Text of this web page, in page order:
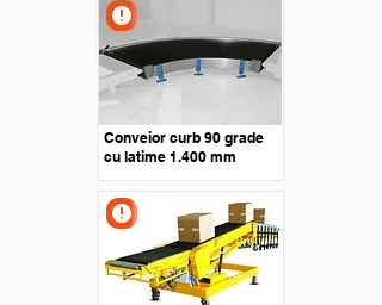
Conveior curb 90 grade
cu latime 1.400 mm